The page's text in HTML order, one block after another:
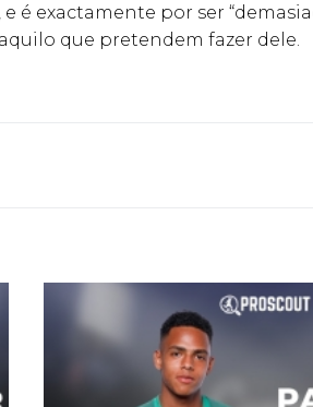
é exactamente por ser
que pretendem fazer dele.